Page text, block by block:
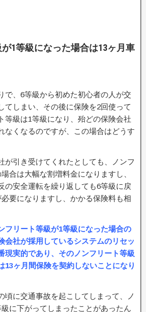
1等級になった場合は13ヶ月車
で、6等級から初めた初心者の人が交
てしまい、その後に保険を2回使って
等級は1等級になり、殆どの保険会社
なくなるのですが、この場合はどうす
が引き受けてくれたとしても、ノンフ
合は大幅な割増料金になりますし、
の安全運転を繰り返しても6等級に戻
要になりますし、かかる保険料も相
フリート等級が1等級になった場合の
会社が採用しているシステムのリセッ
現実的であり、そのノンフリート等級
13ヶ月間保険を契約しないことになり
頃に交通事故を起こしてしまって、ノ
に下がってしまったことがあったん